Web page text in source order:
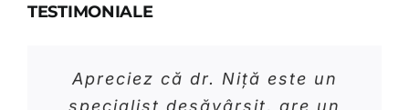
TESTIMONIALE
Apreciez că dr. Niță este un
specialist desăvârșit, are un
Pornind de la soluția medicală
de avangardă, disponibilitatea
Din punctul meu de vedere, dr.
Niță pe langa faptul ca stie
În urma operației de cancer la
prostată am primit o foarte